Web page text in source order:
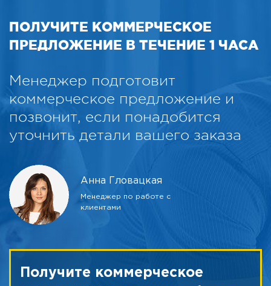
ПОЛУЧИТЕ КОММЕРЧЕСКОЕ
ПРЕДЛОЖЕНИЕ В ТЕЧЕНИЕ 1 ЧАСА
Менеджер подготовит
коммерческое предложение и
позвонит, если понадобится
уточнить детали вашего заказа
Анна Гловацкая
Менеджер по работе с
клиентами
Получите коммерческое